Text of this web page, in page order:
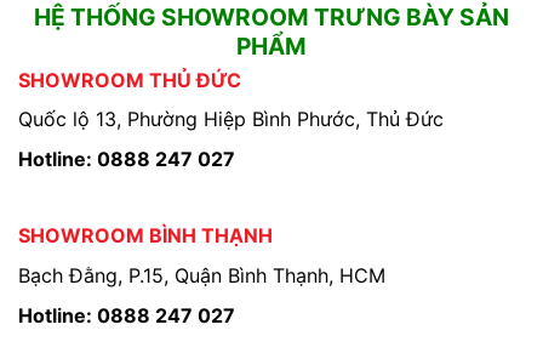
HỆ THỐNG SHOWROOM TRƯNG BÀY SẢN
PHẨM
SHOWROOM THỦ ĐỨC
Quốc lộ 13, Phường Hiệp Bình Phước, Thủ Đức
Hotline: 0888 247 027
SHOWROOM BÌNH THẠNH
Bạch Đằng, P.15, Quận Bình Thạnh, HCM
Hotline: 0888 247 027